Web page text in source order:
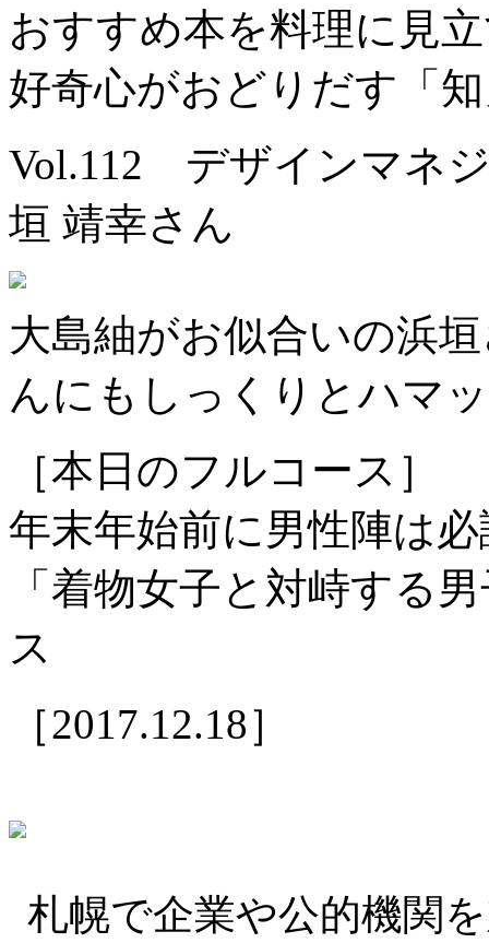
おすすめ本を料理に見
好奇心がおどりだす「
Vol.112 デザインマネ
垣 靖幸さん
大島紬がお似合いの浜
んにもしっくりとハマ
［本日のフルコース］
年末年始前に男性陣は
「着物女子と対峙する
ス
［2017.12.18］
札幌で企業や公的機関